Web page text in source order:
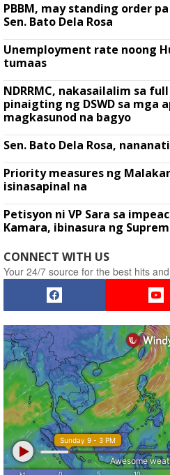
PBBM, may standing order
Sen. Bato Dela Rosa
Unemployment rate noong
tumaas
NDRRMC, nakasailalim sa
pinaigting ng DSWD sa mga
magkasunod na bagyo
Sen. Bato Dela Rosa,
Priority measures ng
isinasapinal na
Petisyon ni VP Sara sa
Kamara, ibinasura ng
CONNECT WITH US
Your 24/7 source for the best hits